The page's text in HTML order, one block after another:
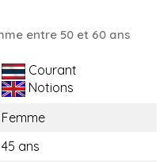
entre 50 et 60 ans
Courant
Notions
Femme
45 ans